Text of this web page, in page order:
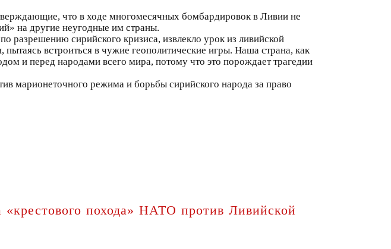
что в ходе многомесячных бомбардировок в Ливии не
на другие неугодные им страны.
разрешению сирийского кризиса, извлекло урок из ливийской
пытаясь встроиться в чужие геополитические игры. Наша страна, как
и перед народами всего мира, потому что это порождает трагедии
марионеточного режима и борьбы сирийского народа за право
похода» НАТО против Ливийской